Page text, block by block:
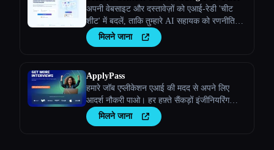
अपनी वेबसाइट और दस्तावेज़ों को एआई-रेडी 'चीट
शीट' में बदलें, ताकि तुम्हारे AI सहायक को रणनीतिक
पार्टनर बनाया जा सके
मिलने जाना
ApplyPass
हमारे जॉब एप्लीकेशन एआई की मदद से अपने लिए
आदर्श नौकरी पाओ। हर हफ़्ते सैंकड़ों इंजीनियरिंग
नौकरियों पर स्वचालित रूप से आवेदन करो! 100 मुफ़्त
ऐप्लिकेशन पाने के लिए ApplyPass से जुड़ें।
मिलने जाना